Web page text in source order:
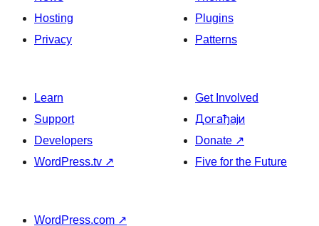
Hosting
Privacy
Plugins
Patterns
Learn
Support
Developers
WordPress.tv ↗
Get Involved
Догађаји
Donate ↗
Five for the Future
WordPress.com ↗